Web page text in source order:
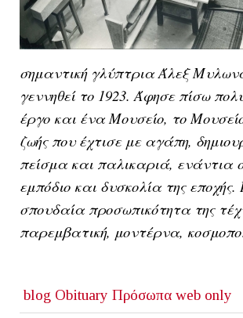
σημαντική γλύπτρια Άλεξ
γεννηθεί το 1923. Άφησε πίσω
έργο και ένα Μουσείο, το
ζωής που έχτισε με αγάπη,
πείσμα και παλικαριά, ενάντια
εμπόδιο και δυσκολία της
σπουδαία προσωπικότητα της
παρεμβατική, μοντέρνα,
blog Obituary Πρόσωπα web only